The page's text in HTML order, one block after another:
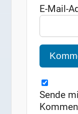
E-Mail-
Sende